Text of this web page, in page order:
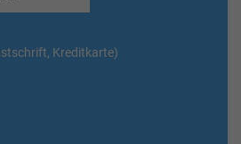
Kreditkarte)